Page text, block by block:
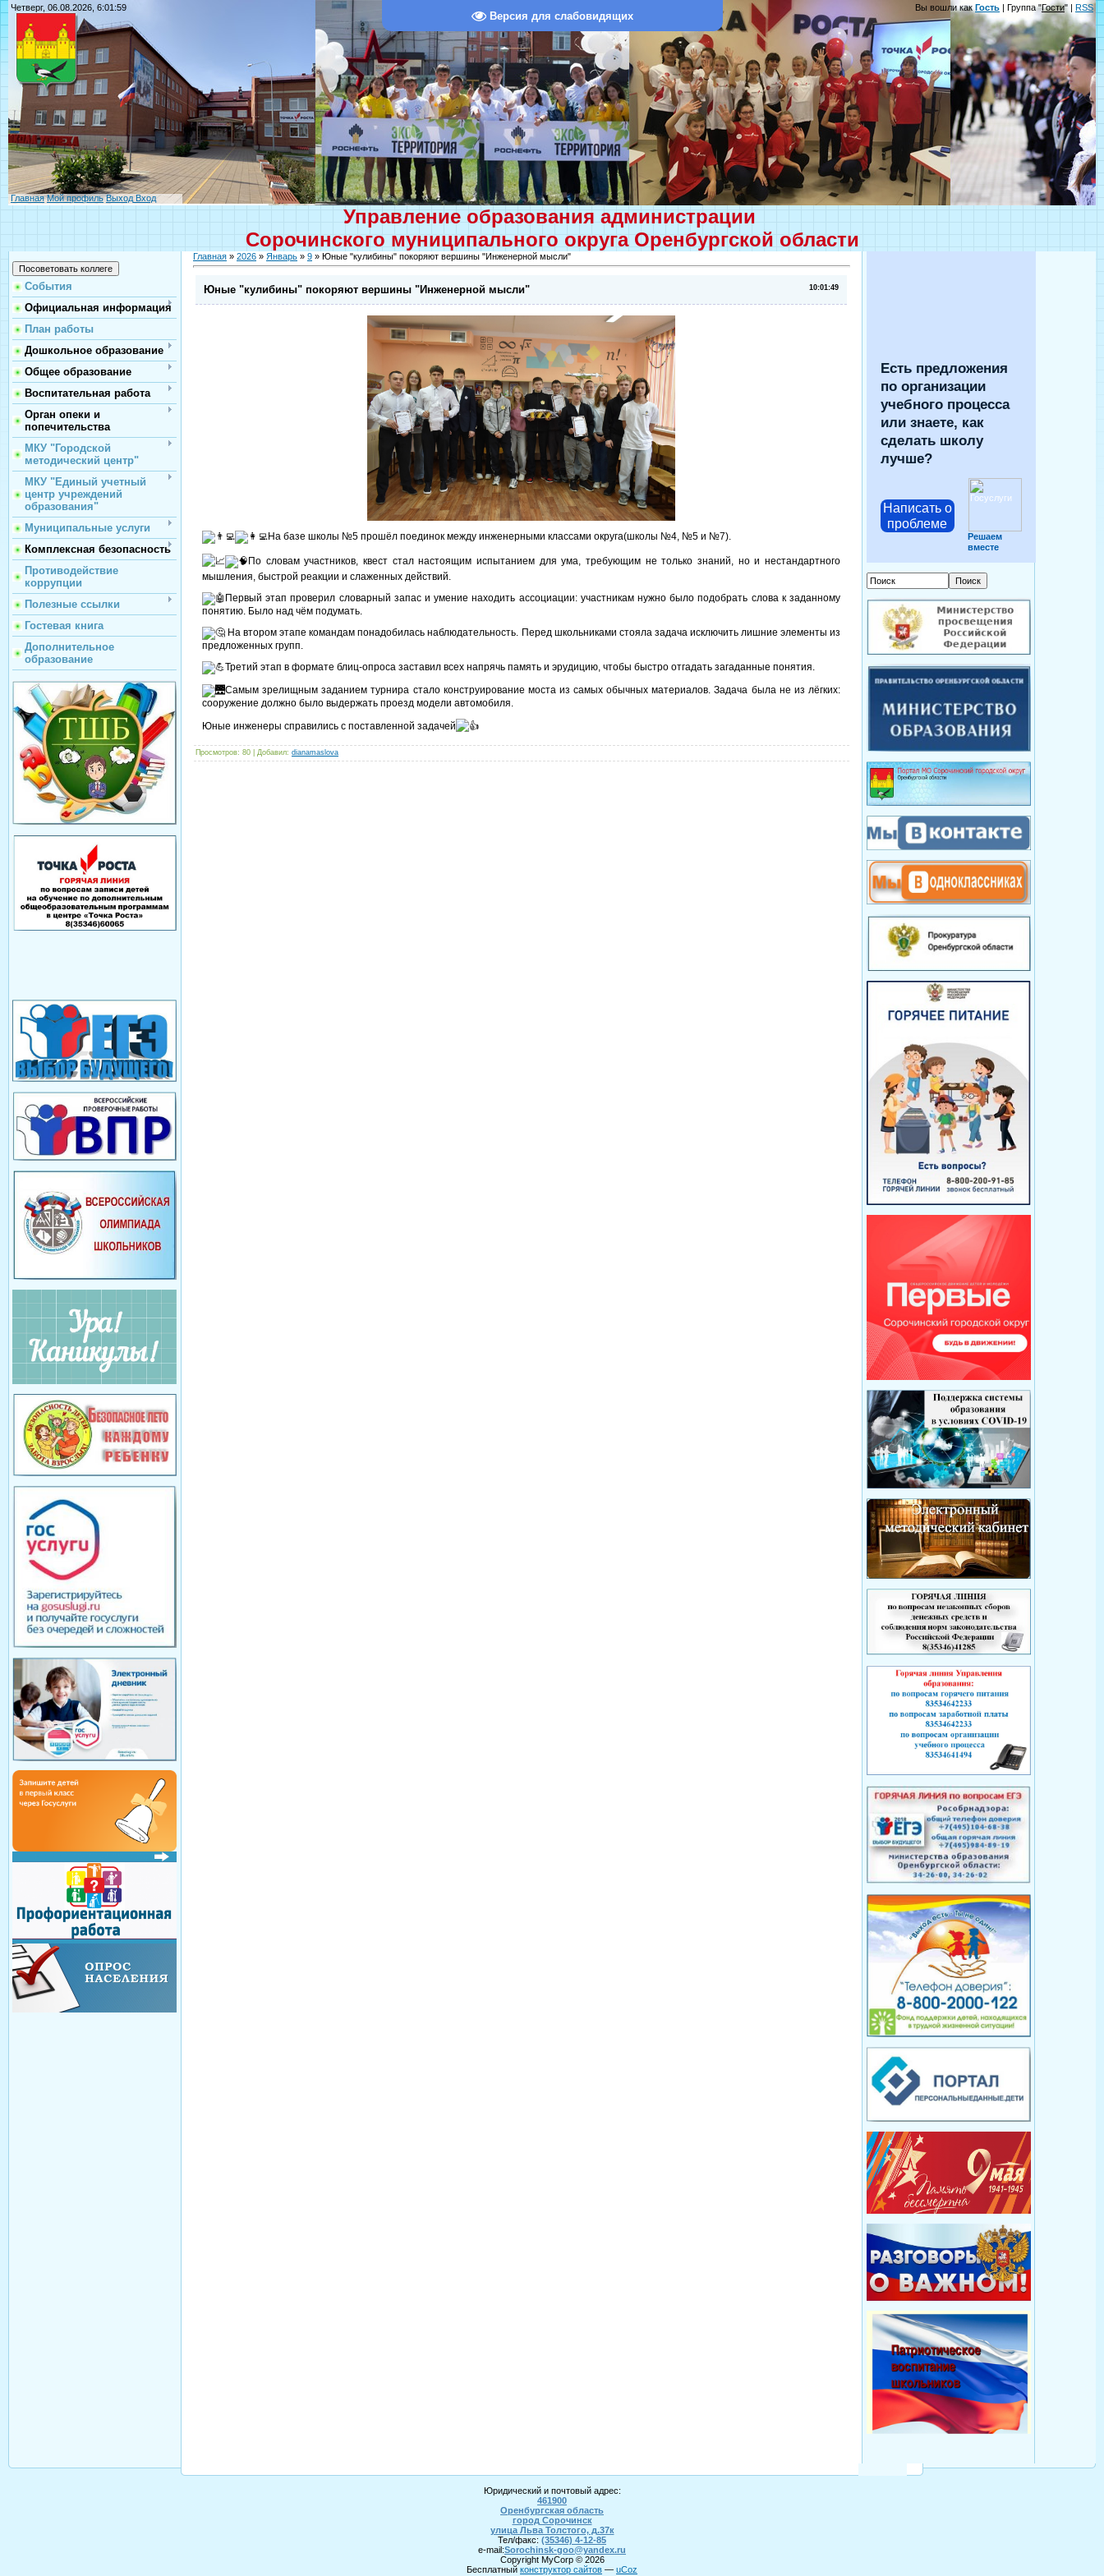
Версия для слабовидящих
Четверг, 06.08.2026, 6:01:59 Вы вошли какГость | Группа "Гости" | RSS
Главная Мой профиль Выход Вход
Управление образования администрации
Сорочинского муниципального округа Оренбургской области
События
Официальная информация
План работы
Дошкольное образование
Общее образование
Воспитательная работа
Орган опеки и
попечительства
МКУ "Городской
методический центр"
МКУ "Единый учетный
центр учреждений
образования"
Муниципальные услуги
Комплексная безопасность
Противодействие
коррупции
Полезные ссылки
Гостевая книга
Дополнительное
образование
Главная » 2026 » Январь » 9 » Юные "кулибины" покоряют вершины "Инженерной мысли"
10:01:49
Юные "кулибины" покоряют вершины "Инженерной мысли"
На базе школы №5 прошёл поединок между инженерными классами округа(школы №4, №5 и №7).
По словам участников, квест стал настоящим испытанием для ума, требующим не только знаний, но и нестандартного
мышления, быстрой реакции и слаженных действий.
Первый этап проверил словарный запас и умение находить ассоциации: участникам нужно было подобрать слова к заданному
понятию. Было над чём подумать.
На втором этапе командам понадобилась наблюдательность. Перед школьниками стояла задача исключить лишние элементы из
предложенных групп.
Третий этап в формате блиц-опроса заставил всех напрячь память и эрудицию, чтобы быстро отгадать загаданные понятия.
Самым зрелищным заданием турнира стало конструирование моста из самых обычных материалов. Задача была не из лёгких:
сооружение должно было выдержать проезд модели автомобиля.
Юные инженеры справились с поставленной задачей
Просмотров: 80 | Добавил: dianamaslova
Есть предложения
по организации
учебного процесса
или знаете, как
сделать школу
лучше?
Написать о
проблеме
Решаем
вместе
Юридический и почтовый адрес:
461900
Оренбургская область
город Сорочинск
улица Льва Толстого, д.37к
Тел/факс: (35346) 4-12-85
e-mail:Sorochinsk-goo@yandex.ru
Copyright MyCorp © 2026
Бесплатный конструктор сайтов — uCoz